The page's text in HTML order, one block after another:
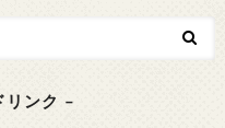
リンク –